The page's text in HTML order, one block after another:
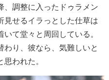
、調整に入ったドゥラメン
見せるイラっとした仕草は
て堂々と周回している。
わり、彼なら、気難しいと
思われた。